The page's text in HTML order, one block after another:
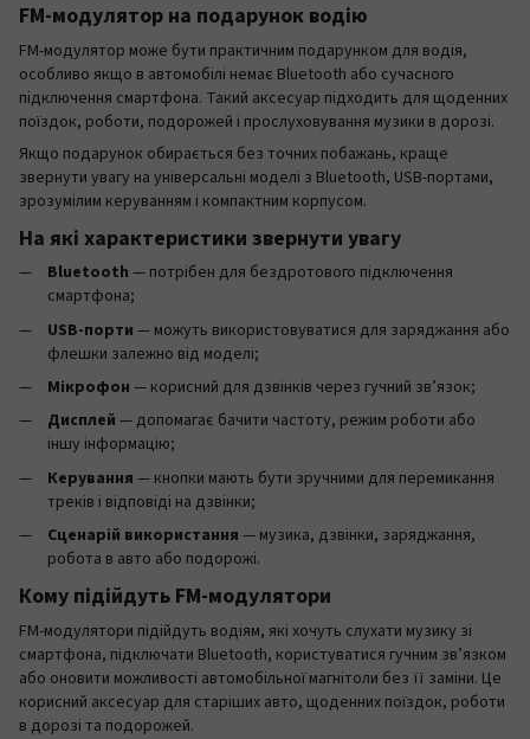
FM-модулятор на подарунок водію
FM-модулятор може бути практичним подарунком для водія,
особливо якщо в автомобілі немає Bluetooth або сучасного
підключення смартфона. Такий аксесуар підходить для щоденних
поїздок, роботи, подорожей і прослуховування музики в дорозі.
Якщо подарунок обирається без точних побажань, краще
звернути увагу на універсальні моделі з Bluetooth, USB-портами,
зрозумілим керуванням і компактним корпусом.
На які характеристики звернути увагу
Bluetooth — потрібен для бездротового підключення
смартфона;
USB-порти — можуть використовуватися для заряджання або
флешки залежно від моделі;
Мікрофон — корисний для дзвінків через гучний зв’язок;
Дисплей — допомагає бачити частоту, режим роботи або
іншу інформацію;
Керування — кнопки мають бути зручними для перемикання
треків і відповіді на дзвінки;
Сценарій використання — музика, дзвінки, заряджання,
робота в авто або подорожі.
Кому підійдуть FM-модулятори
FM-модулятори підійдуть водіям, які хочуть слухати музику зі
смартфона, підключати Bluetooth, користуватися гучним зв’язком
або оновити можливості автомобільної магнітоли без її заміни. Це
корисний аксесуар для старіших авто, щоденних поїздок, роботи
в дорозі та подорожей.